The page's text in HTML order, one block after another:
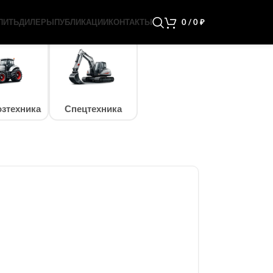
ДИЛЕРЫПУБЛИКАЦИИКОНТАКТЫ 0/0₽
Спецтехника